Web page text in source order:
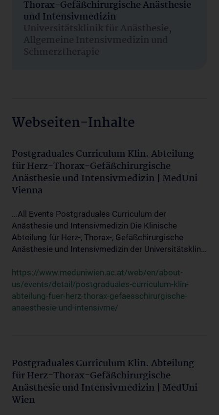
Thorax-Gefäßchirurgische Anästhesie
und Intensivmedizin
Universitätsklinik für Anästhesie,
Allgemeine Intensivmedizin und
Schmerztherapie
Webseiten-Inhalte
Postgraduales Curriculum Klin. Abteilung
für Herz-Thorax-Gefäßchirurgische
Anästhesie und Intensivmedizin | MedUni
Vienna
...All Events Postgraduales Curriculum der
Anästhesie und Intensivmedizin Die Klinische
Abteilung für Herz-, Thorax-, Gefäßchirurgische
Anästhesie und Intensivmedizin der Universitätsklin...
https://www.meduniwien.ac.at/web/en/about-
us/events/detail/postgraduales-curriculum-klin-
abteilung-fuer-herz-thorax-gefaesschirurgische-
anaesthesie-und-intensivme/
Postgraduales Curriculum Klin. Abteilung
für Herz-Thorax-Gefäßchirurgische
Anästhesie und Intensivmedizin | MedUni
Wien